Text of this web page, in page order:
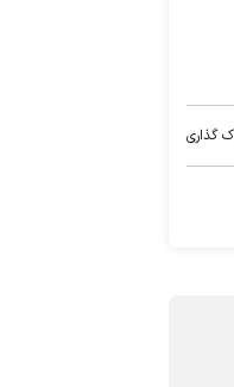
گذاری